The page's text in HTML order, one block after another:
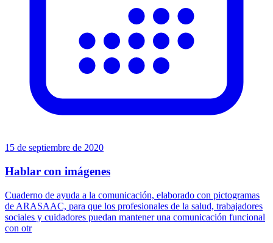
15 de septiembre de 2020
Hablar con imágenes
Cuaderno de ayuda a la comunicación, elaborado con pictogramas
de ARASAAC, para que los profesionales de la salud, trabajadores
sociales y cuidadores puedan mantener una comunicación funcional
con otr